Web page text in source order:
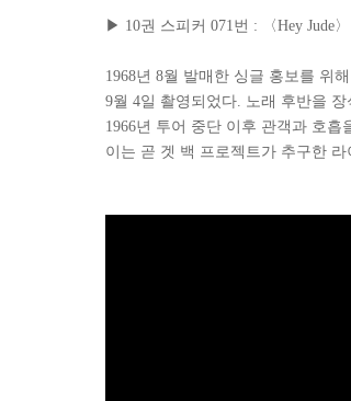
▶ 10권 스피커 071번 : 〈Hey Jude
1968년 8월 발매한 싱글 홍보를 위
9월 4일 촬영되었다. 노래 후반을
1966년 투어 중단 이후 관객과 호
이는 곧 겟 백 프로젝트가 추구한